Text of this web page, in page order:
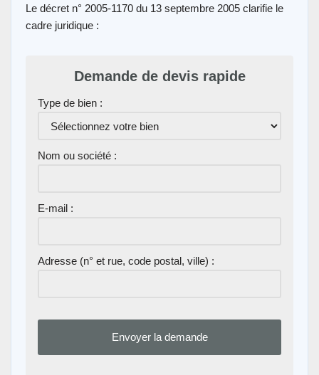
Le décret n° 2005-1170 du 13 septembre 2005 clarifie le
cadre juridique :
Demande de devis rapide
Type de bien :
Nom ou société :
E-mail :
Adresse (n° et rue, code postal, ville) :